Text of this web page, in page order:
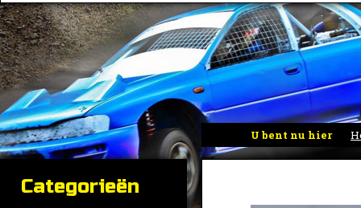
U bent nu hier
Categorieën